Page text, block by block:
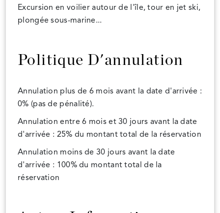
Excursion en voilier autour de l'île, tour en jet ski,
plongée sous-marine...
Politique D'annulation
Annulation plus de 6 mois avant la date d'arrivée :
0% (pas de pénalité).
Annulation entre 6 mois et 30 jours avant la date
d'arrivée : 25% du montant total de la réservation
Annulation moins de 30 jours avant la date
d'arrivée : 100% du montant total de la
réservation